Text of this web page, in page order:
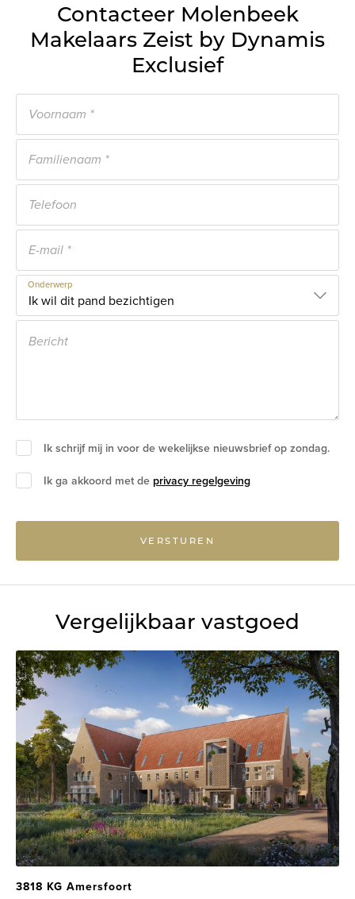
Contacteer Molenbeek
Makelaars Zeist by Dynamis
Exclusief
Onderwerp
Ik schrijf mij in voor de wekelijkse nieuwsbrief op zondag.
Ik ga akkoord met de privacy regelgeving
VERSTUREN
Vergelijkbaar vastgoed
3818 KG Amersfoort